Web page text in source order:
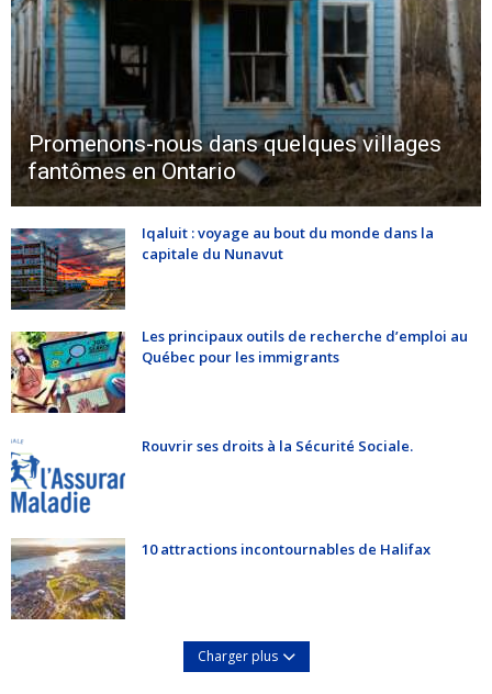
Promenons-nous dans quelques villages
fantômes en Ontario
Iqaluit : voyage au bout du monde dans la
capitale du Nunavut
Les principaux outils de recherche d’emploi au
Québec pour les immigrants
Rouvrir ses droits à la Sécurité Sociale.
10 attractions incontournables de Halifax
Charger plus